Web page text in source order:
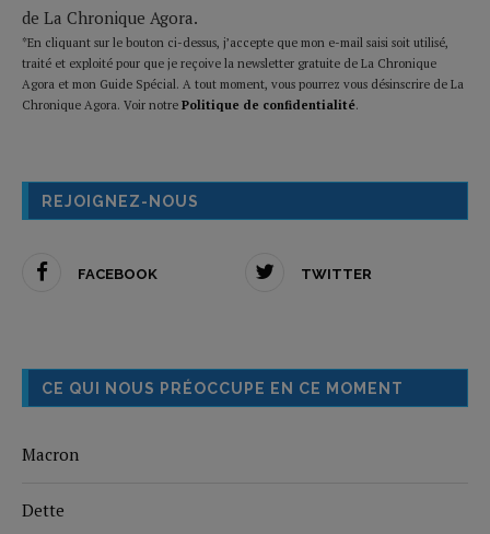
de La Chronique Agora.
*En cliquant sur le bouton ci-dessus, j’accepte que mon e-mail saisi soit utilisé,
traité et exploité pour que je reçoive la newsletter gratuite de La Chronique
Agora et mon Guide Spécial. A tout moment, vous pourrez vous désinscrire de La
Chronique Agora. Voir notre Politique de confidentialité.
REJOIGNEZ-NOUS
FACEBOOK TWITTER
CE QUI NOUS PRÉOCCUPE EN CE MOMENT
Macron
Dette